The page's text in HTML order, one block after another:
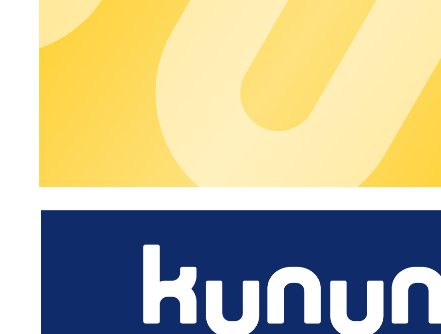
Se han implementado protocolos de auditoría para el seguimiento de todos los accesos a los sistemas, así como de todos
Los registros del servidor se guardan y analizan de forma centralizada.
La seguridad contra fallos del sistema está garantizada por varios clústeres de servidores.
Las actualizaciones periódicas de nuestra infraestructura garantizan que nuestros sistemas estén siempre actualizados y
La división del sistema en varios centros de datos garantiza que, en caso de fallo de uno de ellos, los datos sigan estando
Todos nuestros sistemas son supervisados de forma continua mediante amplias medidas de monitorización para poder
La escalabilidad automática garantiza la máxima velocidad independientemente de la carga.
Cumplimiento legal y canal de denuncia de irregularidades
Su confianza es importante para nosotros
Para garantizar que nuestras acciones cumplan siempre con los más altos estándares, hemos establecido un canal confidencial
chargecloud es sinónimo de una cultura corporativa abierta y transparente. Apreciamos su confianza y le agradecemos su
¡Te asesoramos con mucho gusto!